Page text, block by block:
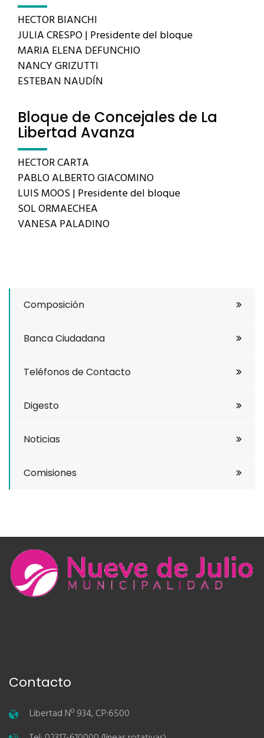
HECTOR BIANCHI
JULIA CRESPO | Presidente del bloque
MARIA ELENA DEFUNCHIO
NANCY GRIZUTTI
ESTEBAN NAUDÍN
Bloque de Concejales de La
Libertad Avanza
HECTOR CARTA
PABLO ALBERTO GIACOMINO
LUIS MOOS | Presidente del bloque
SOL ORMAECHEA
VANESA PALADINO
Composición
Banca Ciudadana
Teléfonos de Contacto
Digesto
Noticias
Comisiones
Contacto
Libertad Nº 934, CP:6500